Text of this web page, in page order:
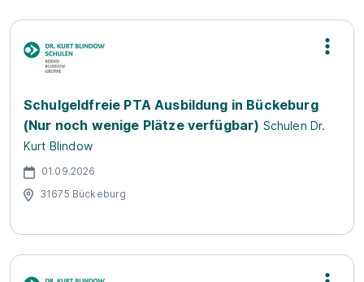
Schulgeldfreie PTA Ausbildung in Bückeburg
(Nur noch wenige Plätze verfügbar) Schulen Dr.
Kurt Blindow
01.09.2026
31675 Bückeburg